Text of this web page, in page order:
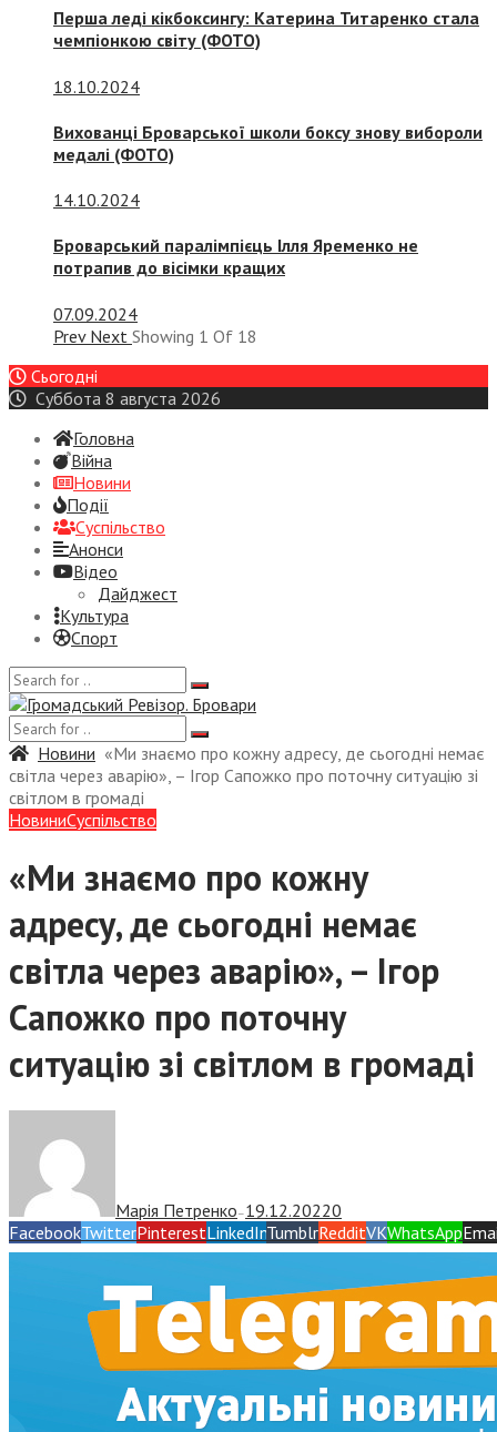
Перша леді кікбоксингу: Катерина Титаренко стала
чемпіонкою світу (ФОТО)
18.10.2024
Вихованці Броварської школи боксу знову вибороли
медалі (ФОТО)
14.10.2024
Броварський паралімпієць Ілля Яременко не
потрапив до вісімки кращих
07.09.2024
Prev Next Showing 1 Of 18
Сьогодні
Суббота 8 августа 2026
Головна
Війна
Новини
Події
Суспiльство
Анонси
Відео
Дайджест
Культура
Спорт
Новини «Ми знаємо про кожну адресу, де сьогодні немає
світла через аварію», – Ігор Сапожко про поточну ситуацію зі
світлом в громаді
НовиниСуспiльство
«Ми знаємо про кожну
адресу, де сьогодні немає
світла через аварію», – Ігор
Сапожко про поточну
ситуацію зі світлом в громаді
Марія Петренко — 19.12.20220
FacebookTwitterPinterestLinkedInTumblrRedditVKWhatsApp